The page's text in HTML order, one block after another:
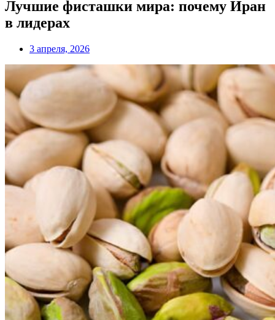
Лучшие фисташки мира: почему Иран
в лидерах
3 апреля, 2026